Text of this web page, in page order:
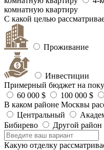
комнатную квартиру
С какой целью
Проживание
Инвестиции
Примерный бюджет на
60 000 $
100 000 $
В каком районе Москвы
Центральный
Бибирево
Другой район
Какую отделку